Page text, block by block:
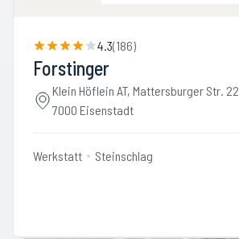
4.3(186)
Forstinger
Klein Höflein AT, Mattersburger Str. 22
7000 Eisenstadt
Werkstatt Steinschlag